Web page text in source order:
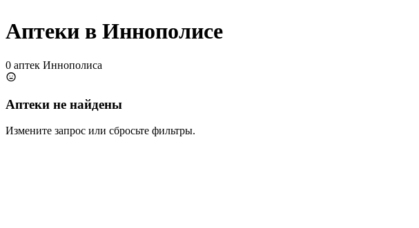
Аптеки в Иннополисе
0 аптек Иннополиса
Аптеки не найдены
Измените запрос или сбросьте фильтры.